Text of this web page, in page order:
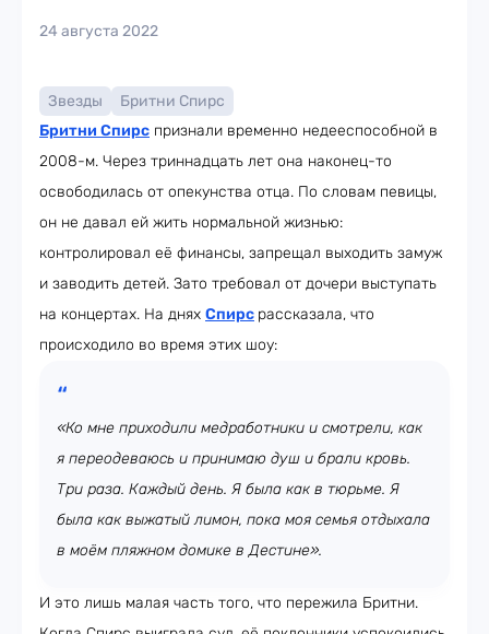
24 августа 2022
Звезды
Бритни Спирс
Бритни Спирс признали временно недееспособной в
2008-м. Через триннадцать лет она наконец-то
освободилась от опекунства отца. По словам певицы,
он не давал ей жить нормальной жизнью:
контролировал её финансы, запрещал выходить замуж
и заводить детей. Зато требовал от дочери выступать
на концертах. На днях Спирс рассказала, что
происходило во время этих шоу:
«Ко мне приходили медработники и смотрели, как
я переодеваюсь и принимаю душ и брали кровь.
Три раза. Каждый день. Я была как в тюрьме. Я
была как выжатый лимон, пока моя семья отдыхала
в моём пляжном домике в Дестине».
И это лишь малая часть того, что пережила Бритни.